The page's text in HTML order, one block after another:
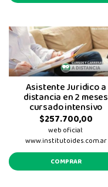
Asistente Juridico a
distancia en 2 meses
cursado intensivo
$257.700,00
web oficial:
www.institutoides.com.ar
COMPRAR